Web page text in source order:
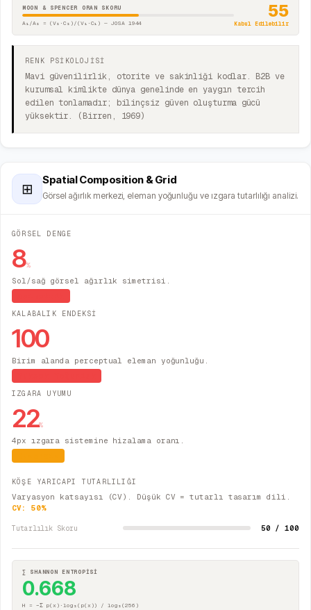
MOON & SPENCER ORAN SKORU
A₁/A₂ = (V₂·C₂)/(V₁·C₁) — JOSA 1944
55
Kabul Edilebilir
RENK PSİKOLOJİSİ
Mavi güvenilirlik, otorite ve sakinliği kodlar. B2B ve
kurumsal kimlikte dünya genelinde en yaygın tercih
edilen tonlamadır; bilinçsiz güven oluşturma gücü
yüksektir. (Birren, 1969)
⊞
Spatial Composition & Grid
Görsel ağırlık merkezi, eleman yoğunluğu ve ızgara tutarlılığı analizi.
GÖRSEL DENGE
8%
Sol/sağ görsel ağırlık simetrisi.
KALABALIK ENDEKSİ
100
Birim alanda perceptual eleman yoğunluğu.
IZGARA UYUMU
22%
4px ızgara sistemine hizalama oranı.
KÖŞE YARICAPI TUTARLILIĞI
Varyasyon katsayısı (CV). Düşük CV = tutarlı tasarım dili.
CV: 50%
Tutarlılık Skoru 50 / 100
∑ SHANNON ENTROPİSİ
0.668
H = −Σ p(x)·log₂(p(x)) / log₂(256)